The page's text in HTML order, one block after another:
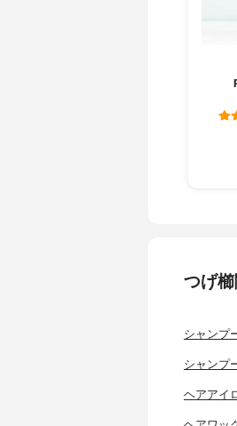
つげ
シャンプ
シャンプ
ヘアアイ